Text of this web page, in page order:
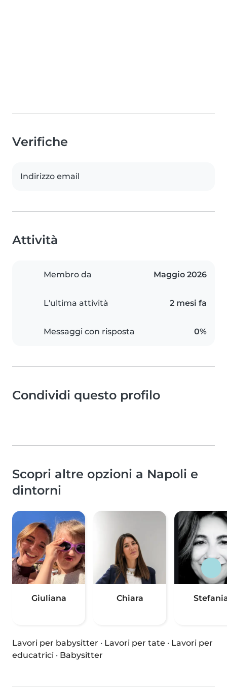
Verifiche
Indirizzo email
Attività
Membro da Maggio 2026
L'ultima attività 2 mesi fa
Messaggi con risposta 0%
Condividi questo profilo
Scopri altre opzioni a Napoli e
dintorni
Giuliana Chiara
Lavori per babysitter · Lavori per tate · Lavori per
educatrici · Babysitter